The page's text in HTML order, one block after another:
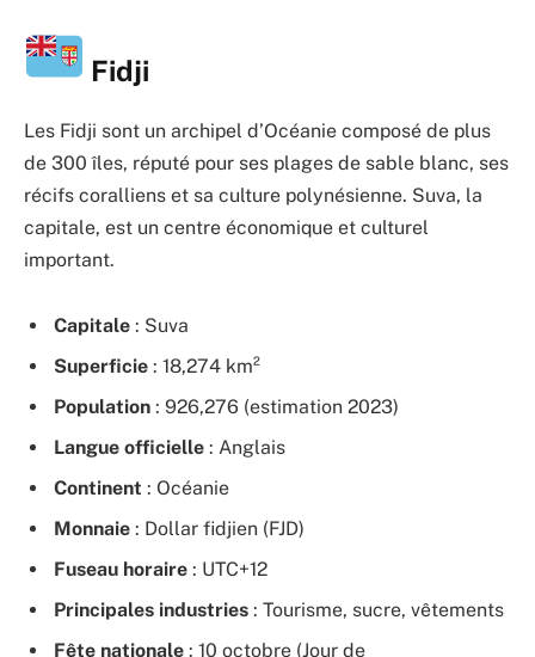
Fidji
Les Fidji sont un archipel d’Océanie composé de plus
de 300 îles, réputé pour ses plages de sable blanc, ses
récifs coralliens et sa culture polynésienne. Suva, la
capitale, est un centre économique et culturel
important.
Capitale : Suva
Superficie : 18,274 km²
Population : 926,276 (estimation 2023)
Langue officielle : Anglais
Continent : Océanie
Monnaie : Dollar fidjien (FJD)
Fuseau horaire : UTC+12
Principales industries : Tourisme, sucre, vêtements
Fête nationale : 10 octobre (Jour de